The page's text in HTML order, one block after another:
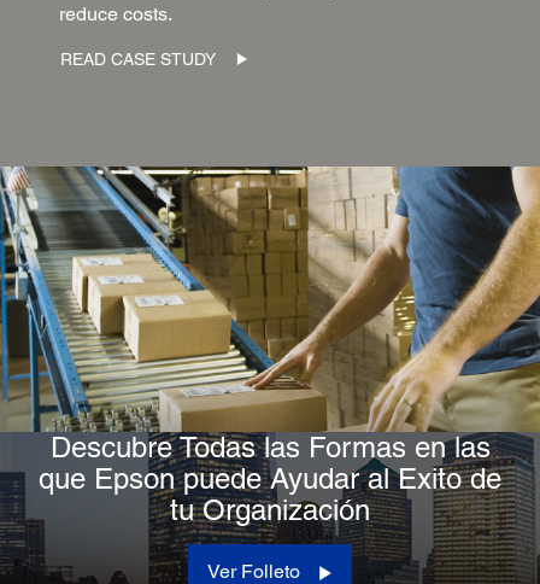
reduce costs.
READ CASE STUDY
Descubre Todas las Formas en las
que Epson puede Ayudar al Exito de
tu Organización
Ver Folleto